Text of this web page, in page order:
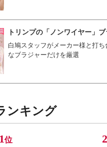
トリンプの「ノンワイヤー」
白鳩スタッフがメーカー様と打
なブラジャーだけを厳選
ンキング
位 2